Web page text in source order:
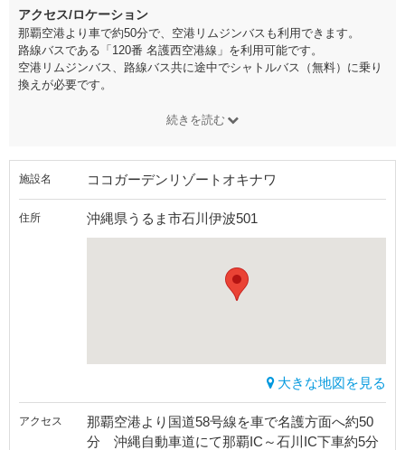
アクセス/ロケーション
那覇空港より車で約50分で、空港リムジンバスも利用できます。
路線バスである「120番 名護西空港線」を利用可能です。
空港リムジンバス、路線バス共に途中でシャトルバス（無料）に乗り
換えが必要です。
続きを読む
施設名 ココガーデンリゾートオキナワ
住所 沖縄県うるま市石川伊波501
大きな地図を見る
アクセス
那覇空港より国道58号線を車で名護方面へ約50
分 沖縄自動車道にて那覇IC～石川IC下車約5分